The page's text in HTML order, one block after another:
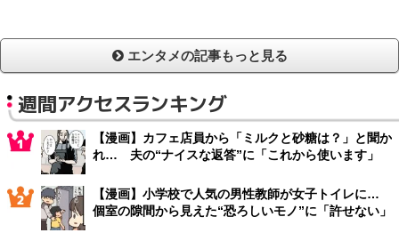
エンタメの記事もっと見る
週間アクセスランキング
【漫画】カフェ店員から「ミルクと砂糖は？」と聞か
れ… 夫の“ナイスな返答”に「これから使います」
【漫画】小学校で人気の男性教師が女子トイレに…
個室の隙間から見えた“恐ろしいモノ”に「許せない」